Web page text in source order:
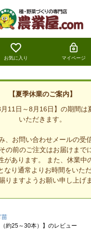
お気に入り マイページ
【夏季休業のご案内】
11日～8月16日】の期間は
いただきます。
、お問い合わせメールの受
の前のご注文はお届けまで
があります。 また、休業中
なり通常よりお時間をいた
りますようお願い申し上げま
苗
約25～30本）】のレビュー